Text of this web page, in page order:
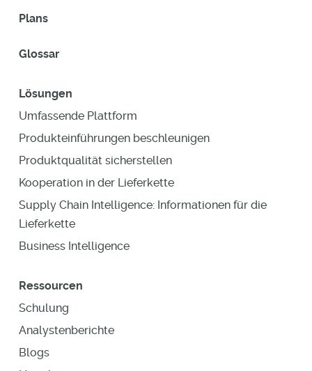
Plans
Glossar
Lösungen
Umfassende Plattform
Produkteinführungen beschleunigen
Produktqualität sicherstellen
Kooperation in der Lieferkette
Supply Chain Intelligence: Informationen für die
Lieferkette
Business Intelligence
Ressourcen
Schulung
Analystenberichte
Blogs